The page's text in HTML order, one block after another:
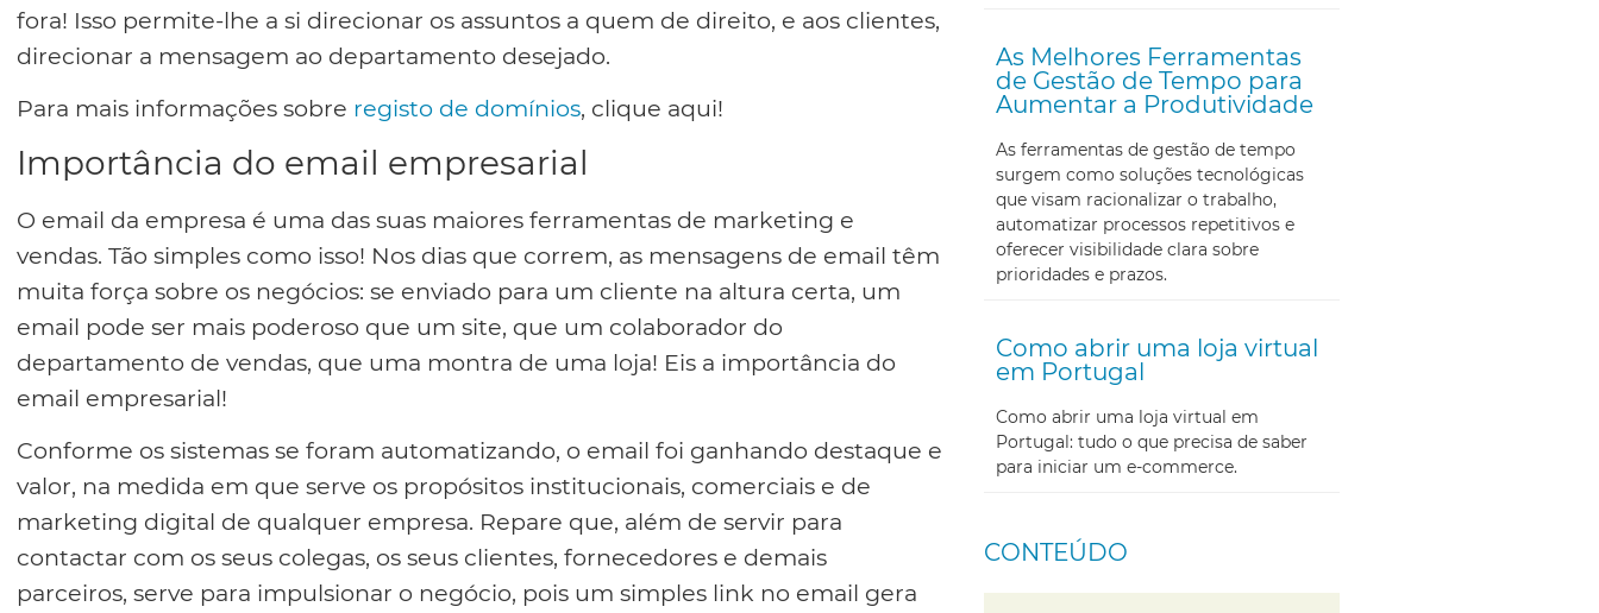
fora! Isso permite-lhe a si direcionar os assuntos a quem de direito, e aos clientes,
direcionar a mensagem ao departamento desejado.
Para mais informações sobre registo de domínios, clique aqui!
Importância do email empresarial
O email da empresa é uma das suas maiores ferramentas de marketing e
vendas. Tão simples como isso! Nos dias que correm, as mensagens de email têm
muita força sobre os negócios: se enviado para um cliente na altura certa, um
email pode ser mais poderoso que um site, que um colaborador do
departamento de vendas, que uma montra de uma loja! Eis a importância do
email empresarial!
Conforme os sistemas se foram automatizando, o email foi ganhando destaque e
valor, na medida em que serve os propósitos institucionais, comerciais e de
marketing digital de qualquer empresa. Repare que, além de servir para
contactar com os seus colegas, os seus clientes, fornecedores e demais
parceiros, serve para impulsionar o negócio, pois um simples link no email gera
As Melhores Ferramentas
de Gestão de Tempo para
Aumentar a Produtividade
As ferramentas de gestão de tempo
surgem como soluções tecnológicas
que visam racionalizar o trabalho,
automatizar processos repetitivos e
oferecer visibilidade clara sobre
prioridades e prazos.
Como abrir uma loja virtual
em Portugal
Como abrir uma loja virtual em
Portugal: tudo o que precisa de saber
para iniciar um e-commerce.
CONTEÚDO